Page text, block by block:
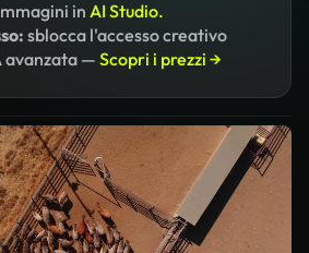
in AI Studio.
sblocca l'accesso creativo
avanzata — Scopri i prezzi →